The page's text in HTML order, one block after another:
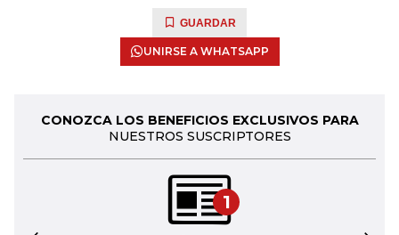
GUARDAR
UNIRSE A WHATSAPP
CONOZCA LOS BENEFICIOS EXCLUSIVOS PARA
NUESTROS SUSCRIPTORES
1